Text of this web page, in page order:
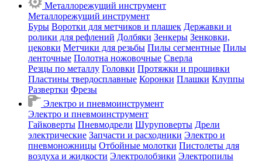
Металлорежущий инструмент
Металлорежущий инструмент
Буры Воротки для метчиков и плашек Державки и
ролики для рефлений Долбяки Зенкеры Зенковки,
цековки Метчики для резьбы Пилы сегментные Пилы
ленточные Полотна ножовочные Сверла
Резцы по металлу Головки Протяжки и прошивки
Пластины твердосплавные Коронки Плашки Клуппы
Развертки Фрезы
Электро и пневмоинструмент
Электро и пневмоинструмент
Гайковерты Пневмодрели Шуруповерты Дрели
электрические Запчасти и расходники Электро и
пневмоножницы Отбойные молотки Пистолеты для
воздуха и жидкости Электролобзики Электропилы